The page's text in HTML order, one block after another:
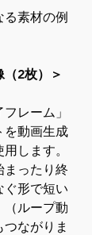
素材の例
（2枚）＞
レーム」
を動画生成
します。
まったり終
ぐ形で短い
（ループ動
ながりま